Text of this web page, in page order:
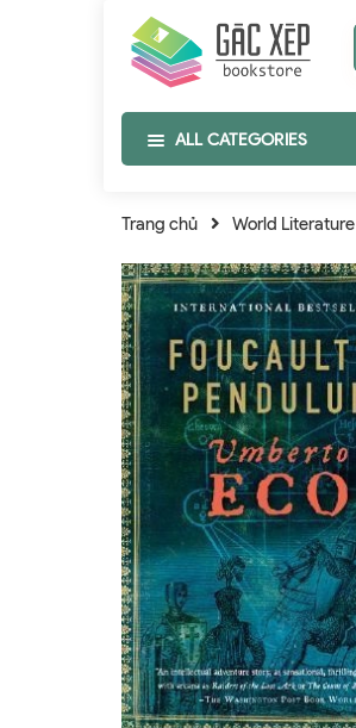
ALL CATEGORIES
Trang chủ World Literature